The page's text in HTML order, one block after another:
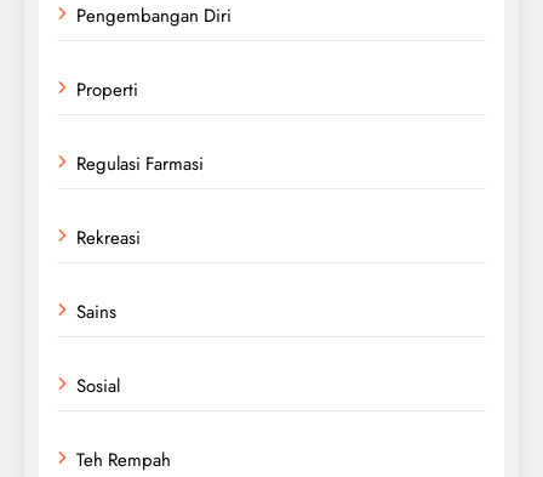
Pengembangan Diri
Properti
Regulasi Farmasi
Rekreasi
Sains
Sosial
Teh Rempah